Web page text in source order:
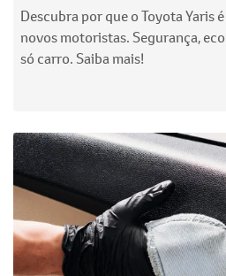
Descubra por que o Toyota Yaris
novos motoristas. Segurança,
só carro. Saiba mais!